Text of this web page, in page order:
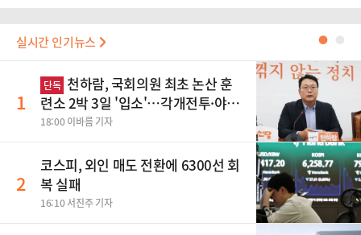
실시간 인기뉴스 ●
1
단독 천하람, 국회의원 최초 논산 훈
련소 2박 3일 '입소'…각개전투·야간
행군 한다
18:00 이바름 기자
2
코스피, 외인 매도 전환에 6300선 회
복 실패
16:10 서진주 기자